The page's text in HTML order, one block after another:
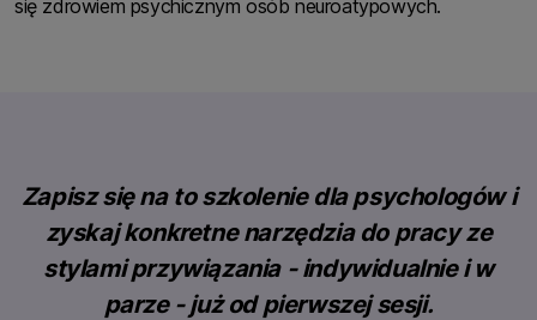
się zdrowiem psychicznym osób neuroatypowych.
Zapisz się na to szkolenie dla psychologów i
zyskaj konkretne narzędzia do pracy ze
stylami przywiązania - indywidualnie i w
parze - już od pierwszej sesji.